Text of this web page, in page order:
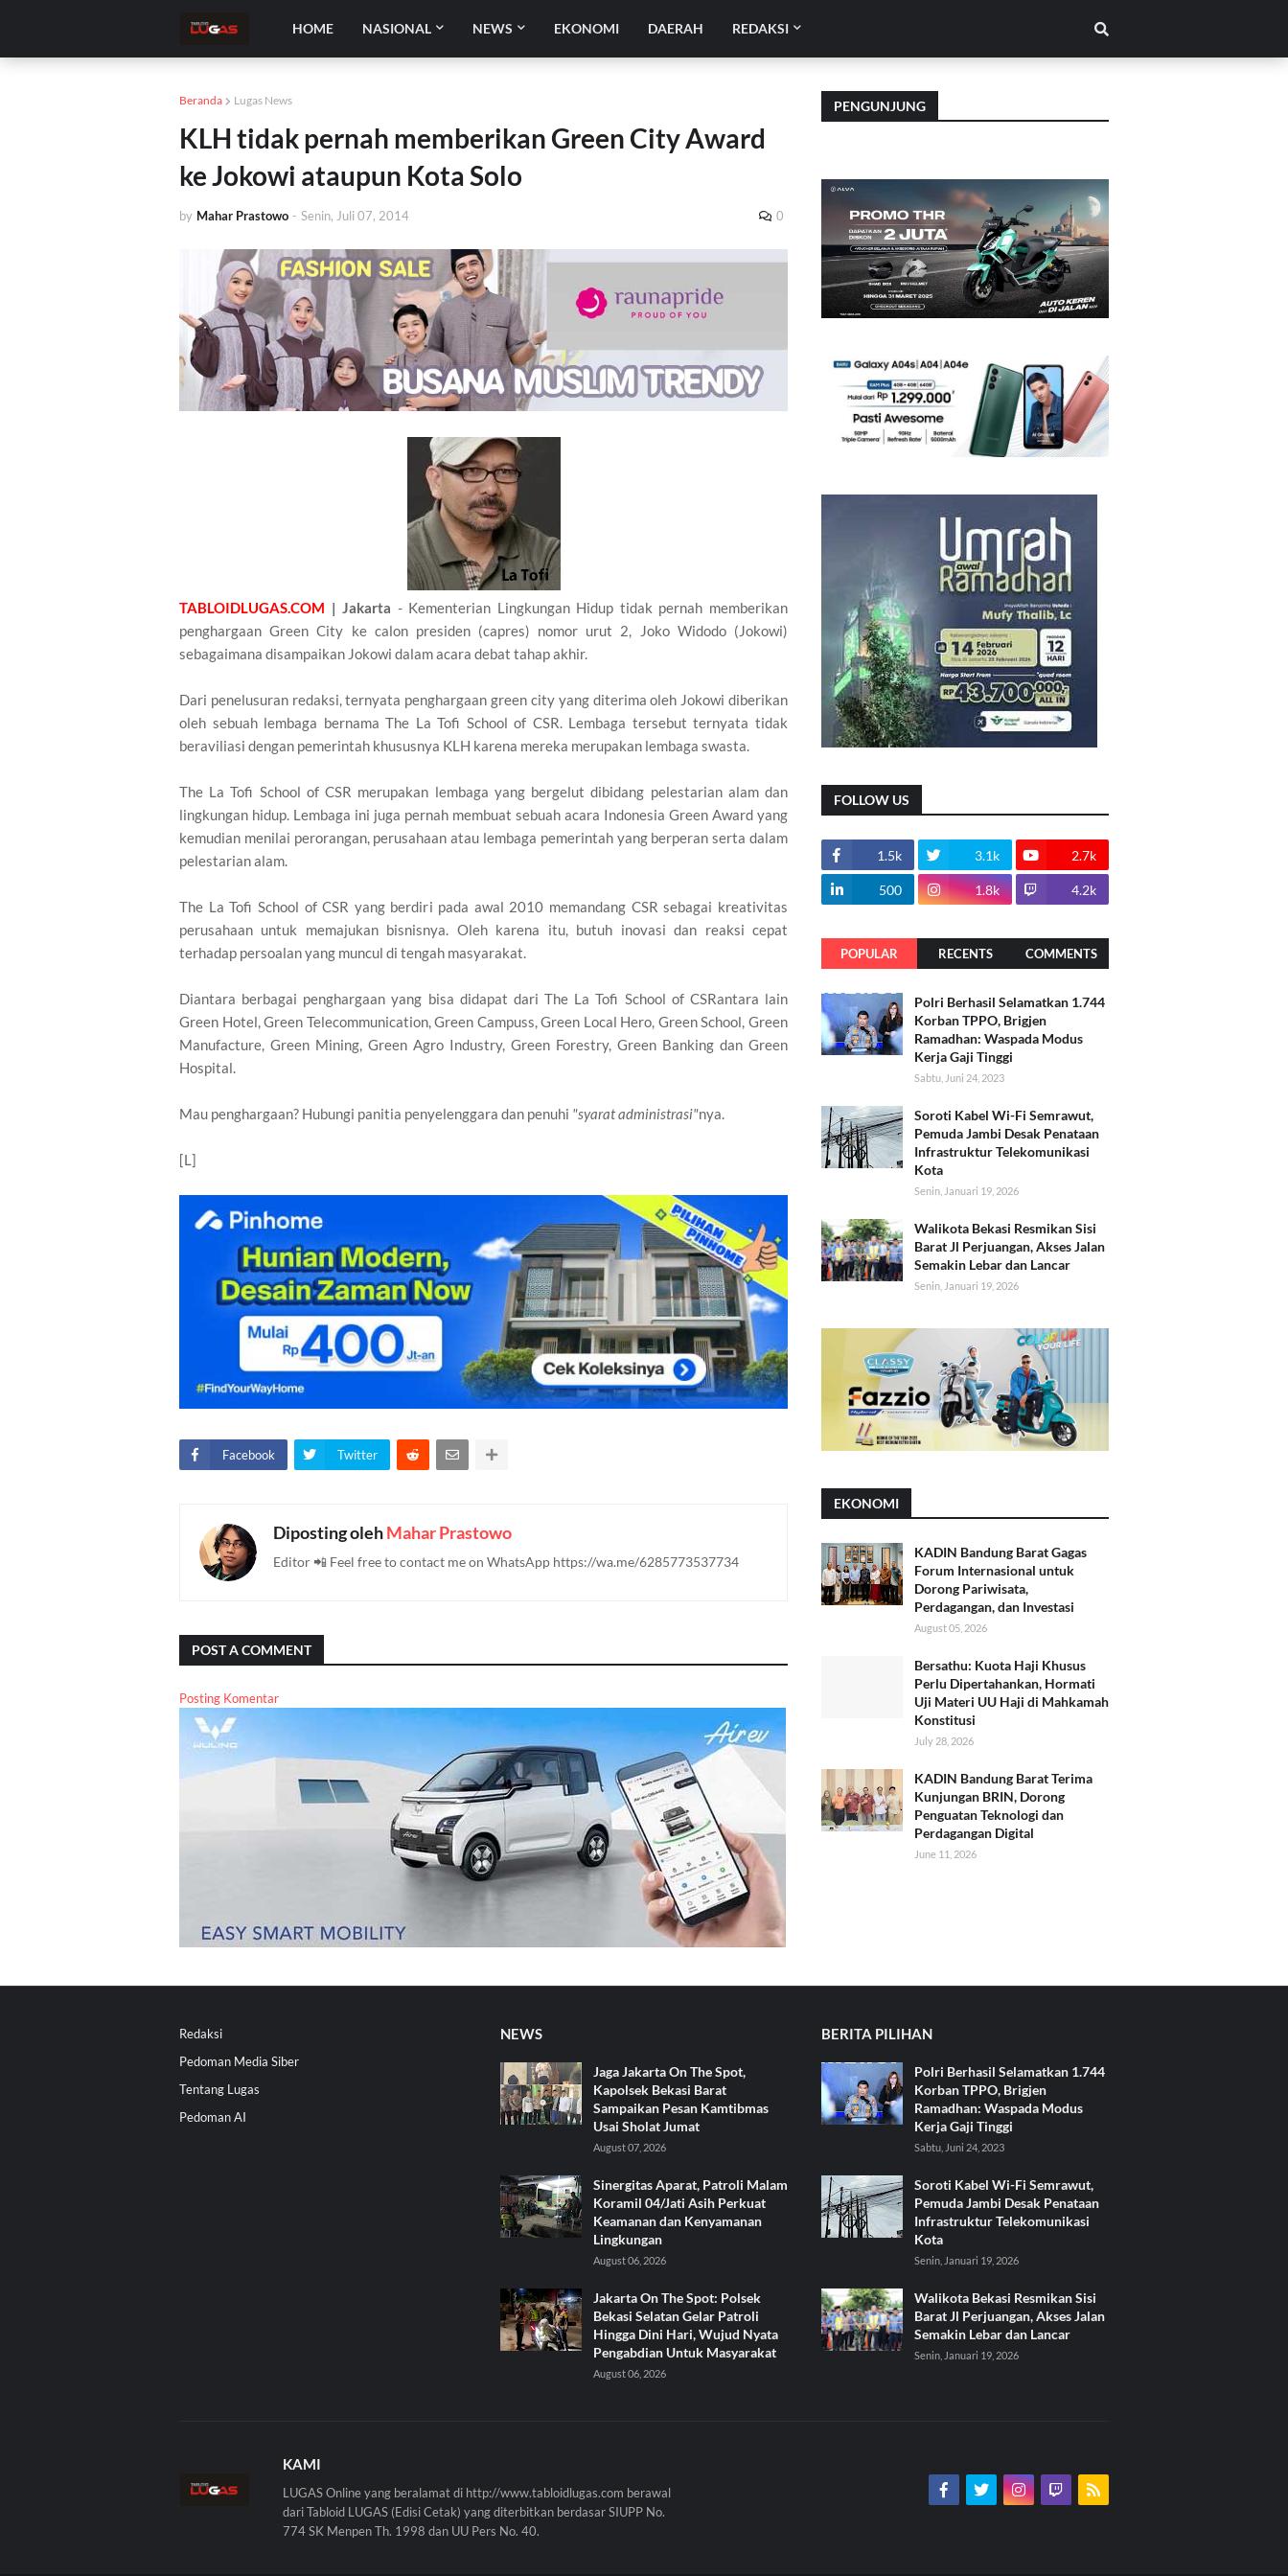
HOME NASIONAL NEWS EKONOMI DAERAH REDAKSI
Beranda Lugas News
KLH tidak pernah memberikan Green City Award
ke Jokowi ataupun Kota Solo
by Mahar Prastowo - Senin, Juli 07, 2014 0
TABLOIDLUGAS.COM | Jakarta - Kementerian Lingkungan Hidup tidak pernah memberikan
penghargaan Green City ke calon presiden (capres) nomor urut 2, Joko Widodo (Jokowi)
sebagaimana disampaikan Jokowi dalam acara debat tahap akhir.
Dari penelusuran redaksi, ternyata penghargaan green city yang diterima oleh Jokowi diberikan
oleh sebuah lembaga bernama The La Tofi School of CSR. Lembaga tersebut ternyata tidak
beraviliasi dengan pemerintah khususnya KLH karena mereka merupakan lembaga swasta.
The La Tofi School of CSR merupakan lembaga yang bergelut dibidang pelestarian alam dan
lingkungan hidup. Lembaga ini juga pernah membuat sebuah acara Indonesia Green Award yang
kemudian menilai perorangan, perusahaan atau lembaga pemerintah yang berperan serta dalam
pelestarian alam.
The La Tofi School of CSR yang berdiri pada awal 2010 memandang CSR sebagai kreativitas
perusahaan untuk memajukan bisnisnya. Oleh karena itu, butuh inovasi dan reaksi cepat
terhadap persoalan yang muncul di tengah masyarakat.
Diantara berbagai penghargaan yang bisa didapat dari The La Tofi School of CSRantara lain
Green Hotel, Green Telecommunication, Green Campuss, Green Local Hero, Green School, Green
Manufacture, Green Mining, Green Agro Industry, Green Forestry, Green Banking dan Green
Hospital.
Mau penghargaan? Hubungi panitia penyelenggara dan penuhi "syarat administrasi"nya.
[L]
Facebook Twitter
Diposting olehMahar Prastowo
Editor 📲 Feel free to contact me on WhatsApp https://wa.me/6285773537734
POST A COMMENT
Posting Komentar
PENGUNJUNG
FOLLOW US
1.5k 3.1k 2.7k
500 1.8k 4.2k
POPULAR RECENTS COMMENTS
Polri Berhasil Selamatkan 1.744
Korban TPPO, Brigjen
Ramadhan: Waspada Modus
Kerja Gaji Tinggi
Sabtu, Juni 24, 2023
Soroti Kabel Wi-Fi Semrawut,
Pemuda Jambi Desak Penataan
Infrastruktur Telekomunikasi
Kota
Senin, Januari 19, 2026
Walikota Bekasi Resmikan Sisi
Barat Jl Perjuangan, Akses Jalan
Semakin Lebar dan Lancar
Senin, Januari 19, 2026
EKONOMI
KADIN Bandung Barat Gagas
Forum Internasional untuk
Dorong Pariwisata,
Perdagangan, dan Investasi
August 05, 2026
Bersathu: Kuota Haji Khusus
Perlu Dipertahankan, Hormati
Uji Materi UU Haji di Mahkamah
Konstitusi
July 28, 2026
KADIN Bandung Barat Terima
Kunjungan BRIN, Dorong
Penguatan Teknologi dan
Perdagangan Digital
June 11, 2026
Redaksi
Pedoman Media Siber
Tentang Lugas
Pedoman AI
NEWS
Jaga Jakarta On The Spot,
Kapolsek Bekasi Barat
Sampaikan Pesan Kamtibmas
Usai Sholat Jumat
August 07, 2026
Sinergitas Aparat, Patroli Malam
Koramil 04/Jati Asih Perkuat
Keamanan dan Kenyamanan
Lingkungan
August 06, 2026
Jakarta On The Spot: Polsek
Bekasi Selatan Gelar Patroli
Hingga Dini Hari, Wujud Nyata
Pengabdian Untuk Masyarakat
August 06, 2026
BERITA PILIHAN
Polri Berhasil Selamatkan 1.744
Korban TPPO, Brigjen
Ramadhan: Waspada Modus
Kerja Gaji Tinggi
Sabtu, Juni 24, 2023
Soroti Kabel Wi-Fi Semrawut,
Pemuda Jambi Desak Penataan
Infrastruktur Telekomunikasi
Kota
Senin, Januari 19, 2026
Walikota Bekasi Resmikan Sisi
Barat Jl Perjuangan, Akses Jalan
Semakin Lebar dan Lancar
Senin, Januari 19, 2026
KAMI
LUGAS Online yang beralamat di http://www.tabloidlugas.com berawal
dari Tabloid LUGAS (Edisi Cetak) yang diterbitkan berdasar SIUPP No.
774 SK Menpen Th. 1998 dan UU Pers No. 40.